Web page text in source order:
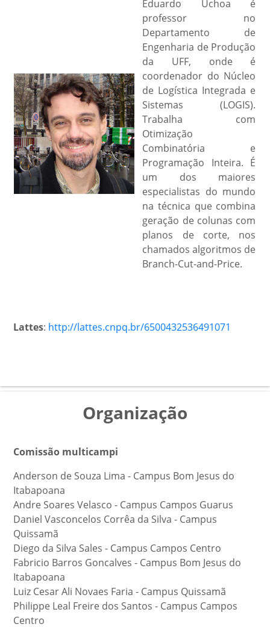
Eduardo Uchoa é
professor no
Departamento de
Engenharia de Produção
da UFF, onde é
coordenador do Núcleo
de Logística Integrada e
Sistemas (LOGIS).
Trabalha com
Otimização
Combinatória e
Programação Inteira. É
um dos maiores
especialistas do mundo
na técnica que combina
geração de colunas com
planos de corte, nos
chamados algoritmos de
Branch-Cut-and-Price.
Lattes: http://lattes.cnpq.br/6500432536491071
Organização
Comissão multicampi
Anderson de Souza Lima - Campus Bom Jesus do
Itabapoana
Andre Soares Velasco - Campus Campos Guarus
Daniel Vasconcelos Corrêa da Silva - Campus
Quissamã
Diego da Silva Sales - Campus Campos Centro
Fabricio Barros Goncalves - Campus Bom Jesus do
Itabapoana
Luiz Cesar Ali Novaes Faria - Campus Quissamã
Philippe Leal Freire dos Santos - Campus Campos
Centro